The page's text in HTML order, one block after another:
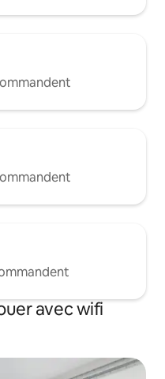
avec wifi